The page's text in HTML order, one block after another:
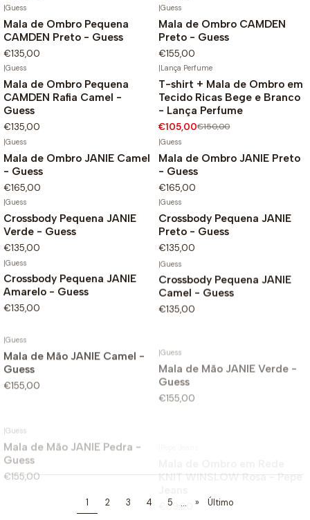
|Guess
Mala de Ombro Pequena
CAMDEN Preto - Guess
€135,00
|Guess
Mala de Ombro CAMDEN
Preto - Guess
€155,00
|Guess
Mala de Ombro Pequena
CAMDEN Rafia Camel -
Guess
€135,00
-30%
Lança Perfume
T-shirt + Mala de Ombro em
Tecido Ricas Bege e Branco
- Lança Perfume
€105,00€150,00
|Guess
Mala de Ombro JANIE Camel
- Guess
€165,00
|Guess
Mala de Ombro JANIE Preto
- Guess
€165,00
|Guess
Crossbody Pequena JANIE
Verde - Guess
€135,00
|Guess
Crossbody Pequena JANIE
Preto - Guess
€135,00
|Guess
Crossbody Pequena JANIE
Amarelo - Guess
€135,00
|Guess
Crossbody Pequena JANIE
Camel - Guess
€135,00
Mala de Mão JANIE Camel -
Guess
€155,00
Guess
€155,00
|Guess
€155,00
Pepe Jeans
Mala de Ombro em Rede
1 2 3 4 5 ... » Último